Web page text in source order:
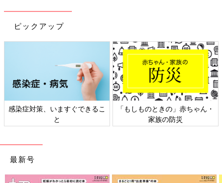
ピックアップ
感染症対策、いますぐできるこ
と
「もしものときの」赤ちゃん・
家族の防災
最新号